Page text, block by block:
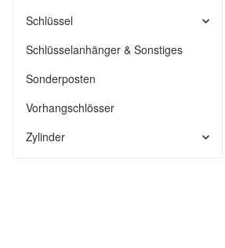
Schlüssel
Schlüsselanhänger & Sonstiges
Sonderposten
Vorhangschlösser
Zylinder